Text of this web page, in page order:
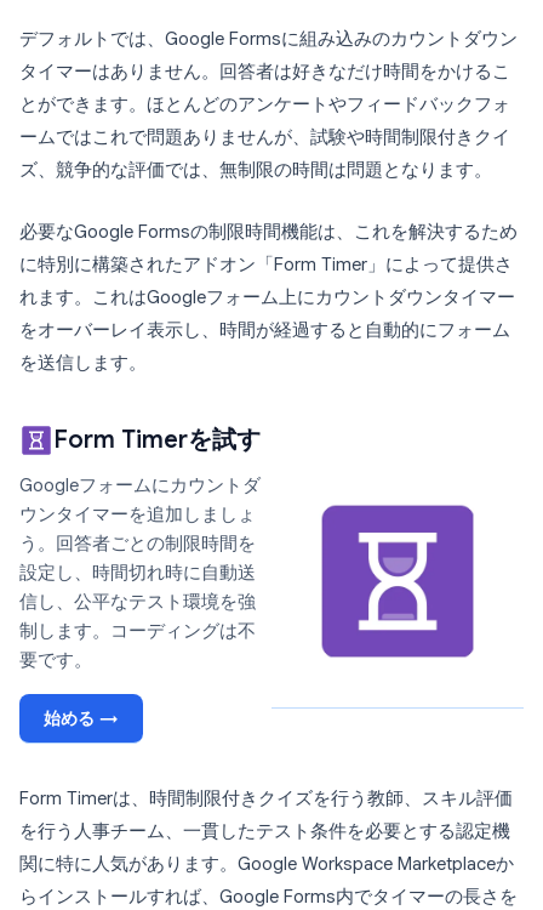
デフォルトでは、Google Formsに組み込みのカウントダウン
タイマーはありません。回答者は好きなだけ時間をかけるこ
とができます。ほとんどのアンケートやフィードバックフォ
ームではこれで問題ありませんが、試験や時間制限付きクイ
ズ、競争的な評価では、無制限の時間は問題となります。
必要なGoogle Formsの制限時間機能は、これを解決するため
に特別に構築されたアドオン「Form Timer」によって提供さ
れます。これはGoogleフォーム上にカウントダウンタイマー
をオーバーレイ表示し、時間が経過すると自動的にフォーム
を送信します。
Form Timerを試す
Googleフォームにカウントダ
ウンタイマーを追加しましょ
う。回答者ごとの制限時間を
設定し、時間切れ時に自動送
信し、公平なテスト環境を強
制します。コーディングは不
要です。
始める →
Form Timerは、時間制限付きクイズを行う教師、スキル評価
を行う人事チーム、一貫したテスト条件を必要とする認定機
関に特に人気があります。Google Workspace Marketplaceか
らインストールすれば、Google Forms内でタイマーの長さを